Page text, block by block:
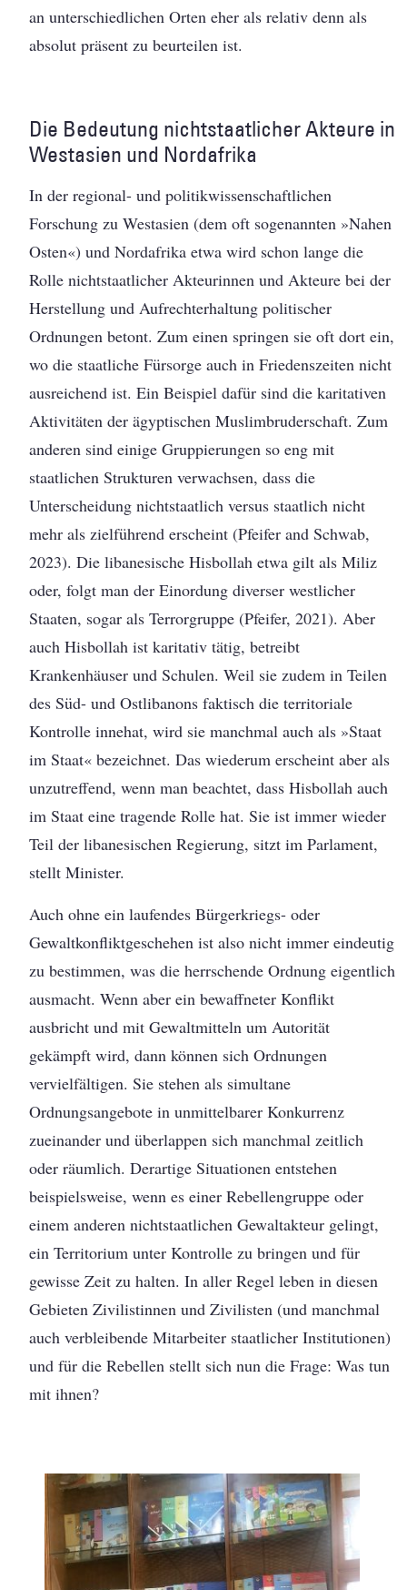
an unterschiedlichen Orten eher als relativ denn als
absolut präsent zu beurteilen ist.
Die Bedeutung nichtstaatlicher Akteure in
Westasien und Nordafrika
In der regional- und politikwissenschaftlichen
Forschung zu Westasien (dem oft sogenannten »Nahen
Osten«) und Nordafrika etwa wird schon lange die
Rolle nichtstaatlicher Akteurinnen und Akteure bei der
Herstellung und Aufrechterhaltung politischer
Ordnungen betont. Zum einen springen sie oft dort ein,
wo die staatliche Fürsorge auch in Friedenszeiten nicht
ausreichend ist. Ein Beispiel dafür sind die karitativen
Aktivitäten der ägyptischen Muslimbruderschaft. Zum
anderen sind einige Gruppierungen so eng mit
staatlichen Strukturen verwachsen, dass die
Unterscheidung nichtstaatlich versus staatlich nicht
mehr als zielführend erscheint (Pfeifer and Schwab,
2023). Die libanesische Hisbollah etwa gilt als Miliz
oder, folgt man der Einordung diverser westlicher
Staaten, sogar als Terrorgruppe (Pfeifer, 2021). Aber
auch Hisbollah ist karitativ tätig, betreibt
Krankenhäuser und Schulen. Weil sie zudem in Teilen
des Süd- und Ostlibanons faktisch die territoriale
Kontrolle innehat, wird sie manchmal auch als »Staat
im Staat« bezeichnet. Das wiederum erscheint aber als
unzutreffend, wenn man beachtet, dass Hisbollah auch
im Staat eine tragende Rolle hat. Sie ist immer wieder
Teil der libanesischen Regierung, sitzt im Parlament,
stellt Minister.
Auch ohne ein laufendes Bürgerkriegs- oder
Gewaltkonfliktgeschehen ist also nicht immer eindeutig
zu bestimmen, was die herrschende Ordnung eigentlich
ausmacht. Wenn aber ein bewaffneter Konflikt
ausbricht und mit Gewaltmitteln um Autorität
gekämpft wird, dann können sich Ordnungen
vervielfältigen. Sie stehen als simultane
Ordnungsangebote in unmittelbarer Konkurrenz
zueinander und überlappen sich manchmal zeitlich
oder räumlich. Derartige Situationen entstehen
beispielsweise, wenn es einer Rebellengruppe oder
einem anderen nichtstaatlichen Gewaltakteur gelingt,
ein Territorium unter Kontrolle zu bringen und für
gewisse Zeit zu halten. In aller Regel leben in diesen
Gebieten Zivilistinnen und Zivilisten (und manchmal
auch verbleibende Mitarbeiter staatlicher Institutionen)
und für die Rebellen stellt sich nun die Frage: Was tun
mit ihnen?